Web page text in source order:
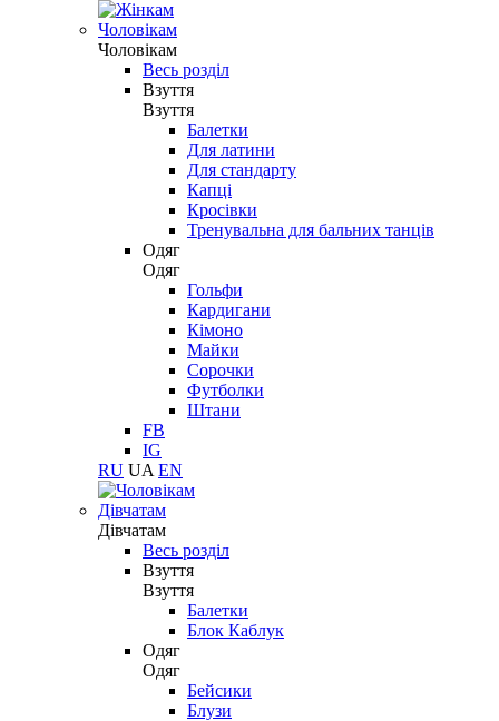
Чоловікам
Чоловікам
Весь розділ
Взуття
Взуття
Балетки
Для латини
Для стандарту
Капці
Кросівки
Тренувальна для бальних танців
Одяг
Одяг
Гольфи
Кардигани
Кімоно
Майки
Сорочки
Футболки
Штани
FB
IG
RU UA EN
Дівчатам
Дівчатам
Весь розділ
Взуття
Взуття
Балетки
Блок Каблук
Одяг
Одяг
Бейсики
Блузи